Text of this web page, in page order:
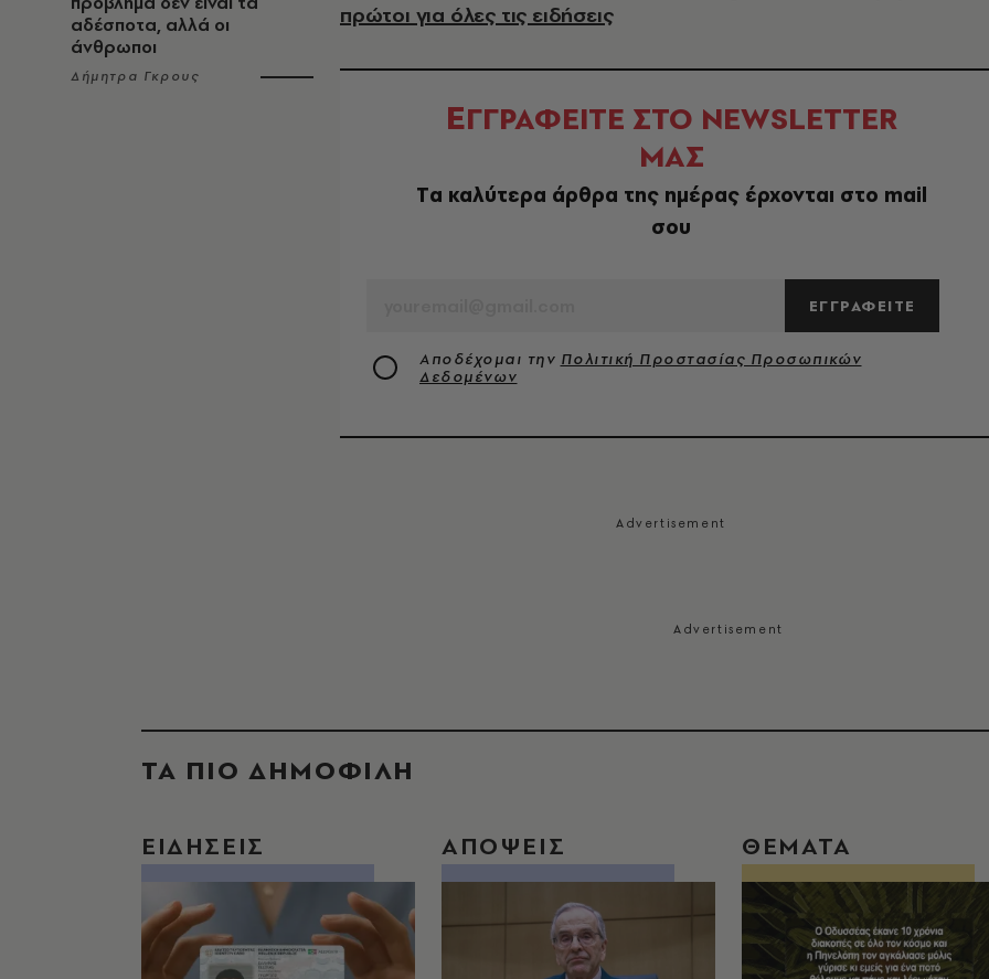
αδέσποτα, αλλά οι
άνθρωποι
Δήμητρα Γκρους
πρώτοι για όλες τις ειδήσεις
ΕΓΓΡΑΦΕΙΤΕ ΣΤΟ NEWSLETTER
ΜΑΣ
Tα καλύτερα άρθρα της ημέρας έρχονται στο mail
σου
ΕΓΓΡΑΦΕΙΤΕ
Αποδέχομαι την Πολιτική Προστασίας Προσωπικών
Δεδομένων
ΤΑ ΠΙΟ ΔΗΜΟΦΙΛΗ
ΕΙΔΗΣΕΙΣ ΑΠΟΨΕΙΣ ΘΕΜΑΤΑ